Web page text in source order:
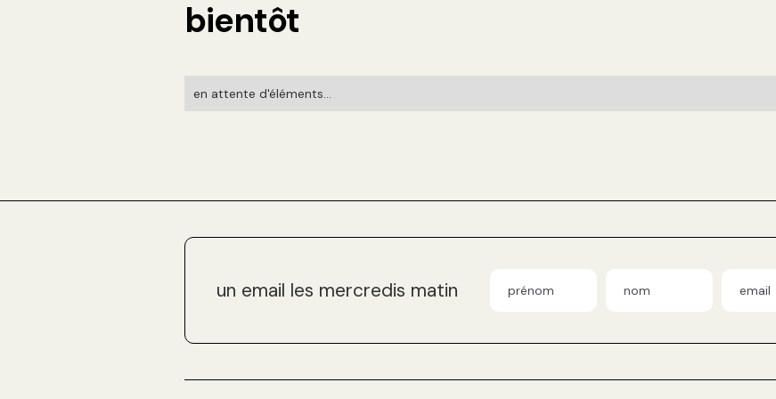
bientôt
en attente d'éléments...
un email les mercredis matin